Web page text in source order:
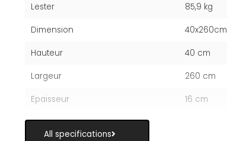
Lester 85,9 kg
Dimension 40x260cm
Hauteur 40 cm
Largeur 260 cm
Epaisseur 16 cm
All specifications